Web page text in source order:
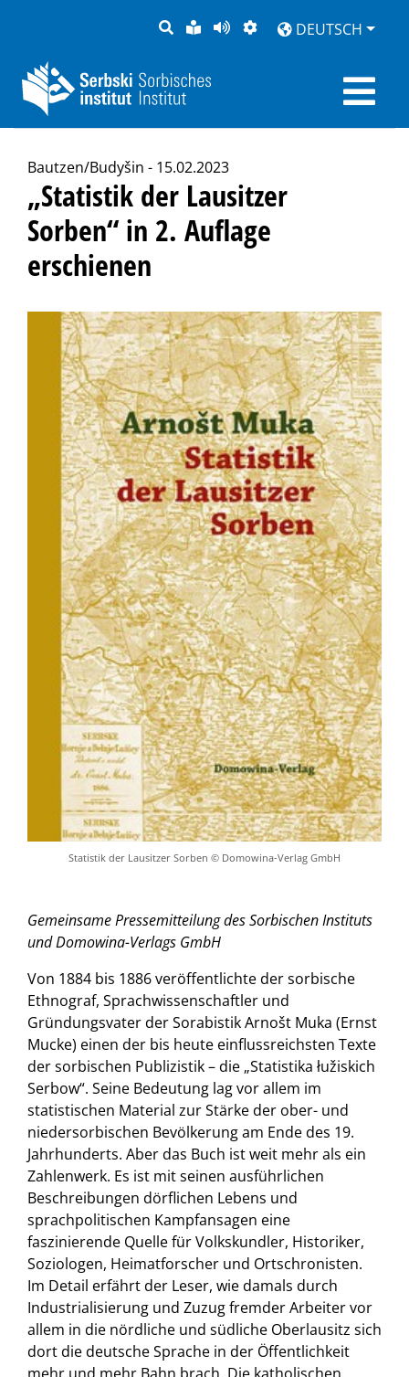
SUCHELEICHTE
SPRACHE
SEITEDARSTELLUNG
DEUTSCH
Bautzen/Budyšin - 15.02.2023
„Statistik der Lausitzer
Sorben“ in 2. Auflage
erschienen
Statistik der Lausitzer Sorben © Domowina-Verlag GmbH
Gemeinsame Pressemitteilung des Sorbischen Instituts
und Domowina-Verlags GmbH
Von 1884 bis 1886 veröffentlichte der sorbische
Ethnograf, Sprachwissenschaftler und
Gründungsvater der Sorabistik Arnošt Muka (Ernst
Mucke) einen der bis heute einflussreichsten Texte
der sorbischen Publizistik – die „Statistika łužiskich
Serbow“. Seine Bedeutung lag vor allem im
statistischen Material zur Stärke der ober- und
niedersorbischen Bevölkerung am Ende des 19.
Jahrhunderts. Aber das Buch ist weit mehr als ein
Zahlenwerk. Es ist mit seinen ausführlichen
Beschreibungen dörflichen Lebens und
sprachpolitischen Kampfansagen eine
faszinierende Quelle für Volkskundler, Historiker,
Soziologen, Heimatforscher und Ortschronisten.
Im Detail erfährt der Leser, wie damals durch
Industrialisierung und Zuzug fremder Arbeiter vor
allem in die nördliche und südliche Oberlausitz sich
dort die deutsche Sprache in der Öffentlichkeit